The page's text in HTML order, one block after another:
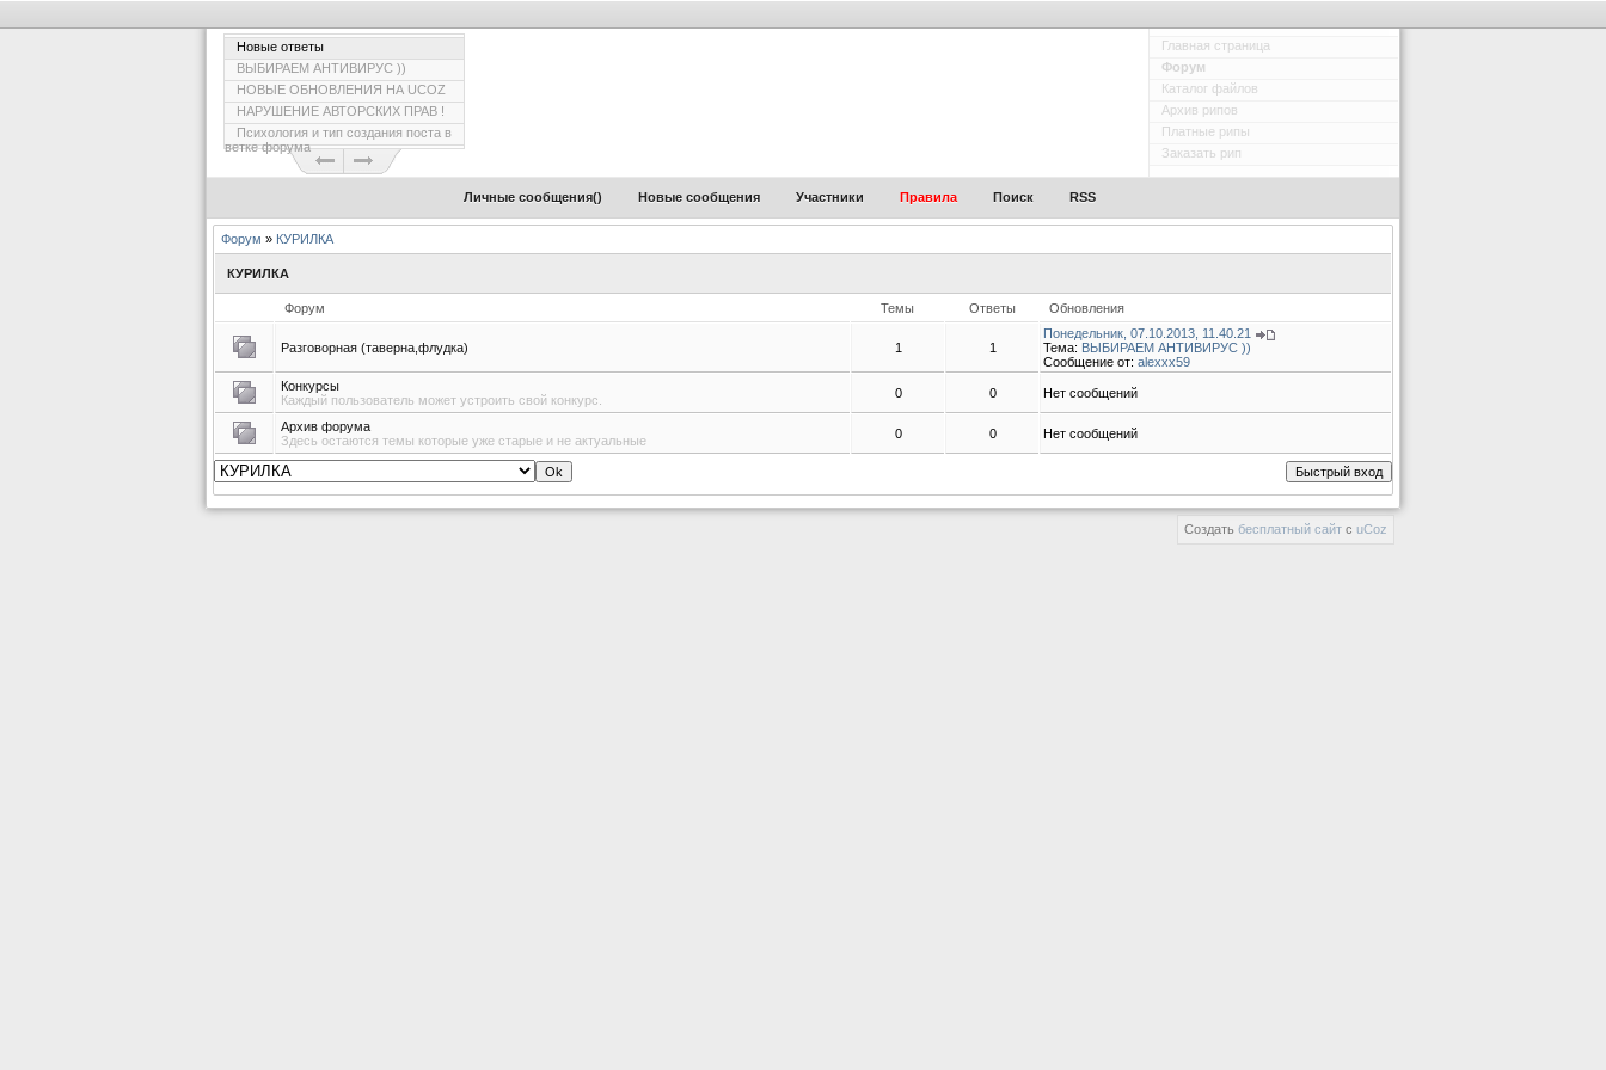
Новые ответы
ВЫБИРАЕМ АНТИВИРУС ))
НОВЫЕ ОБНОВЛЕНИЯ НА UCOZ
НАРУШЕНИЕ АВТОРСКИХ ПРАВ !
Психология и тип создания поста в
ветке форума
Главная страница
Форум
Каталог файлов
Архив рипов
Платные рипы
Заказать рип
Личные сообщения() Новые сообщения Участники Правила Поиск RSS
Форум » КУРИЛКА
КУРИЛКА
Форум Темы Ответы Обновления
Разговорная (таверна,флудка) 1 1
Понедельник, 07.10.2013, 11.40.21
Тема: ВЫБИРАЕМ АНТИВИРУС ))
Сообщение от: alexxx59
Конкурсы
Каждый пользователь может устроить свой конкурс.
0 0 Нет сообщений
Архив форума
Здесь остаются темы которые уже старые и не актуальные
0 0 Нет сообщений
Создать бесплатный сайт с uCoz